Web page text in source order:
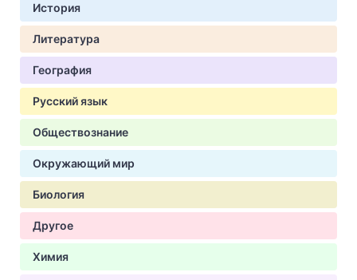
История
Литература
География
Русский язык
Обществознание
Окружающий мир
Биология
Другое
Химия